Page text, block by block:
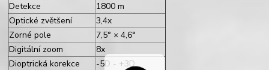
Detekce
1800 m
Optické zvětšení
3,4x
Zorné pole
7,5° × 4,6°
Digitální zoom
8x
Dioptrická korekce
-5D - +3D